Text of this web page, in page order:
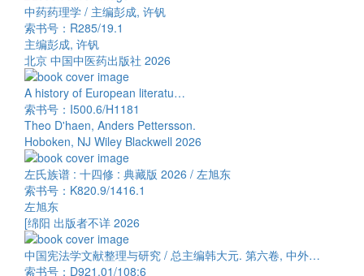
中药药理学 / 主编彭成, 许钒
索书号：R285/19.1
主编彭成, 许钒
北京 中国中医药出版社 2026
A history of European literatu…
索书号：I500.6/H1181
Theo D'haen, Anders Pettersson.
Hoboken, NJ Wiley Blackwell 2026
左氏族谱 : 十四修 : 典藏版 2026 / 左旭东
索书号：K820.9/1416.1
左旭东
[绵阳 出版者不详 2026
中国宪法学文献整理与研究 / 总主编韩大元. 第六卷, 中外…
索书号：D921.01/108:6